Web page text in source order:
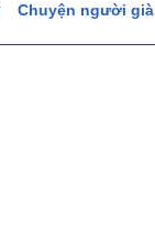
Chuyện người già